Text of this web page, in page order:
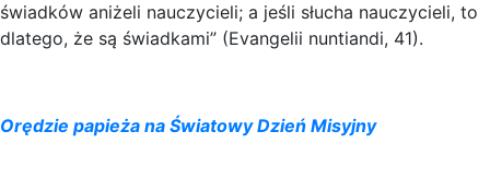
świadków aniżeli nauczycieli; a jeśli słucha nauczycieli, to
dlatego, że są świadkami” (Evangelii nuntiandi, 41).
Orędzie papieża na Światowy Dzień Misyjny